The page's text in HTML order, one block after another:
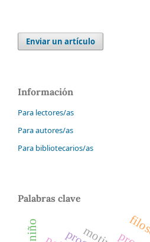
Enviar un artículo
Información
Para lectores/as
Para autores/as
Para bibliotecarios/as
Palabras clave